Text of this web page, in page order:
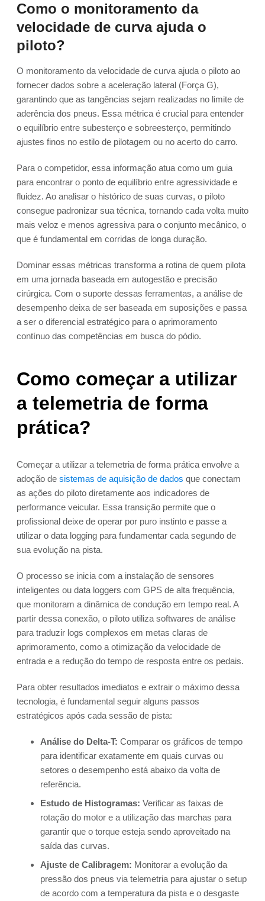
Como o monitoramento da
velocidade de curva ajuda o
piloto?
O monitoramento da velocidade de curva ajuda o piloto ao
fornecer dados sobre a aceleração lateral (Força G),
garantindo que as tangências sejam realizadas no limite de
aderência dos pneus. Essa métrica é crucial para entender
o equilíbrio entre subesterço e sobreesterço, permitindo
ajustes finos no estilo de pilotagem ou no acerto do carro.
Para o competidor, essa informação atua como um guia
para encontrar o ponto de equilíbrio entre agressividade e
fluidez. Ao analisar o histórico de suas curvas, o piloto
consegue padronizar sua técnica, tornando cada volta muito
mais veloz e menos agressiva para o conjunto mecânico, o
que é fundamental em corridas de longa duração.
Dominar essas métricas transforma a rotina de quem pilota
em uma jornada baseada em autogestão e precisão
cirúrgica. Com o suporte dessas ferramentas, a análise de
desempenho deixa de ser baseada em suposições e passa
a ser o diferencial estratégico para o aprimoramento
contínuo das competências em busca do pódio.
Como começar a utilizar
a telemetria de forma
prática?
Começar a utilizar a telemetria de forma prática envolve a
adoção de sistemas de aquisição de dados que conectam
as ações do piloto diretamente aos indicadores de
performance veicular. Essa transição permite que o
profissional deixe de operar por puro instinto e passe a
utilizar o data logging para fundamentar cada segundo de
sua evolução na pista.
O processo se inicia com a instalação de sensores
inteligentes ou data loggers com GPS de alta frequência,
que monitoram a dinâmica de condução em tempo real. A
partir dessa conexão, o piloto utiliza softwares de análise
para traduzir logs complexos em metas claras de
aprimoramento, como a otimização da velocidade de
entrada e a redução do tempo de resposta entre os pedais.
Para obter resultados imediatos e extrair o máximo dessa
tecnologia, é fundamental seguir alguns passos
estratégicos após cada sessão de pista:
Análise do Delta-T: Comparar os gráficos de tempo
para identificar exatamente em quais curvas ou
setores o desempenho está abaixo da volta de
referência.
Estudo de Histogramas: Verificar as faixas de
rotação do motor e a utilização das marchas para
garantir que o torque esteja sendo aproveitado na
saída das curvas.
Ajuste de Calibragem: Monitorar a evolução da
pressão dos pneus via telemetria para ajustar o setup
de acordo com a temperatura da pista e o desgaste